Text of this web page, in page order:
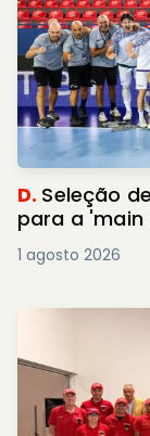
D. Seleção
para a 'main
1 agosto 2026